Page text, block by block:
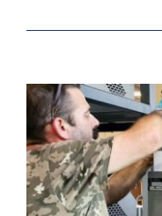
Ingrandisci
immagine